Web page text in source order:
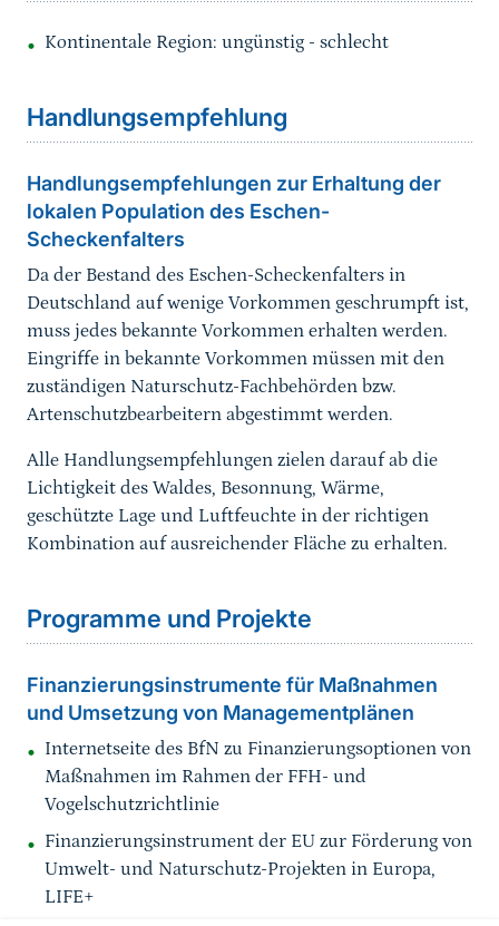
Kontinentale Region: ungünstig - schlecht
Sprungmarke
Handlungsempfehlung
Handlungsempfehlungen zur Erhaltung der
lokalen Population des Eschen-
Scheckenfalters
Da der Bestand des Eschen-Scheckenfalters in
Deutschland auf wenige Vorkommen geschrumpft ist,
muss jedes bekannte Vorkommen erhalten werden.
Eingriffe in bekannte Vorkommen müssen mit den
zuständigen Naturschutz-Fachbehörden bzw.
Artenschutzbearbeitern abgestimmt werden.
Alle Handlungsempfehlungen zielen darauf ab die
Lichtigkeit des Waldes, Besonnung, Wärme,
geschützte Lage und Luftfeuchte in der richtigen
Kombination auf ausreichender Fläche zu erhalten.
Sprungmarke
Programme und Projekte
Finanzierungsinstrumente für Maßnahmen
und Umsetzung von Managementplänen
Internetseite des BfN zu Finanzierungsoptionen von
Maßnahmen im Rahmen der FFH- und
Vogelschutzrichtlinie
Finanzierungsinstrument der EU zur Förderung von
Umwelt- und Naturschutz-Projekten in Europa,
LIFE+